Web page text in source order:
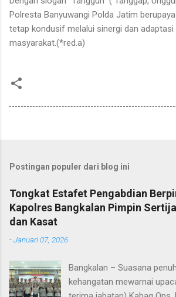
Polresta Banyuwangi Polda Jatim
tetap kondusif melalui sinergi dan adaptasi
masyarakat.(*red.a)
Postingan populer dari blog ini
Tongkat Estafet Pengabdian
Kapolres Bangkalan Pimpin
dan Kasat
-Januari 07, 2026
Bangkalan – Suasana
kehangatan mewarnai